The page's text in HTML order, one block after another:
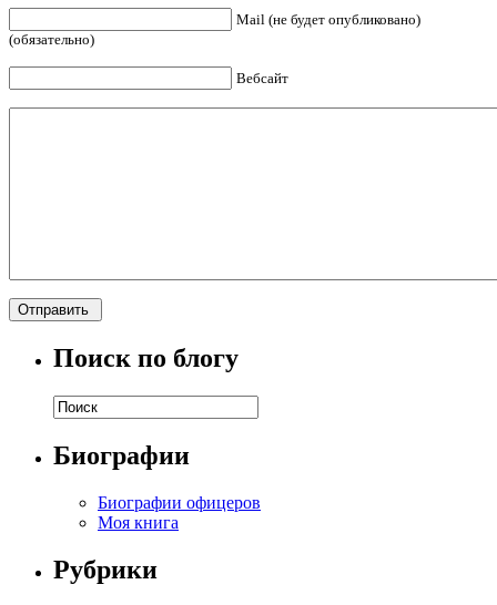
Mail (не будет опубликовано)
(обязательно)
Вебсайт
Поиск по блогу
Биографии
Биографии офицеров
Моя книга
Рубрики